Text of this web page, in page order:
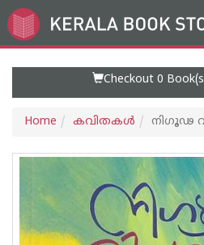
Go
to
Checkout 0
Home കവിതകള്‍ നിഗൂഢ